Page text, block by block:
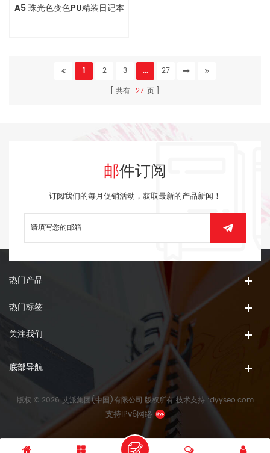
A5 珠光色变色PU精装日记本
1 2 3 ...
27
共有 27 页
邮件订阅
订阅我们的每月促销活动，获取最新的产品新闻！
热门产品
热门标签
关注我们
底部导航
版权 © 2026 艾派集团(中国)有限公司.版权所有技术支持 :dyyseo.com
支持IPv6网络